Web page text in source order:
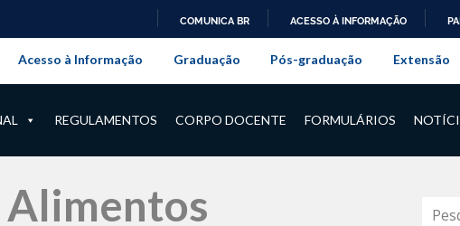
PARA
O
COMUNICA BR ACESSO À INFORMAÇÃO
da Universidade Federal Rural
Acesso à Informação Graduação Pós-graduação Extensão
REGULAMENTOS CORPO DOCENTE FORMULÁRIOS
Alimentos